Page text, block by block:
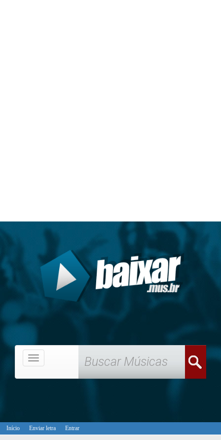
Menu
Início Enviar letra Entrar